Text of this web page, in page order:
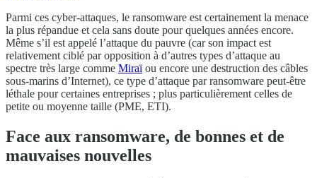
Parmi ces cyber-attaques, le ransomware est certainement la menace
la plus répandue et cela sans doute pour quelques années encore.
Même s’il est appelé l’attaque du pauvre (car son impact est
relativement ciblé par opposition à d’autres types d’attaque au
spectre très large comme Miraïou encore une destruction des câbles
sous-marins d’Internet), ce type d’attaque par ransomware peut-être
léthale pour certaines entreprises ; plus particulièrement celles de
petite ou moyenne taille (PME, ETI).
Face aux ransomware, de bonnes et de
mauvaises nouvelles